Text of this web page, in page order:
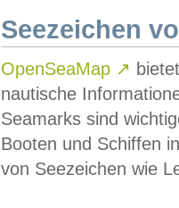
Seezeichen
OpenSeaMap ↗
nautische
Seamarks sind
Booten und Schiffen
von Seezeichen wie